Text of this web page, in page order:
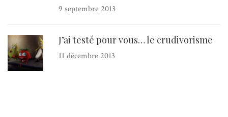
9 septembre 2013
J’ai testé pour vous… le crudivorisme
11 décembre 2013